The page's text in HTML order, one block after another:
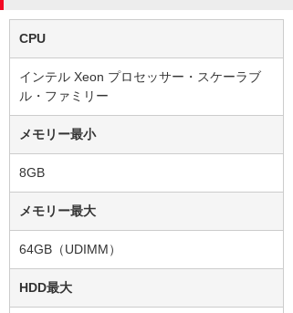
CPU
インテル Xeon プロセッサー・スケーラブ
ル・ファミリー
メモリー最小
8GB
メモリー最大
64GB（UDIMM）
HDD最大